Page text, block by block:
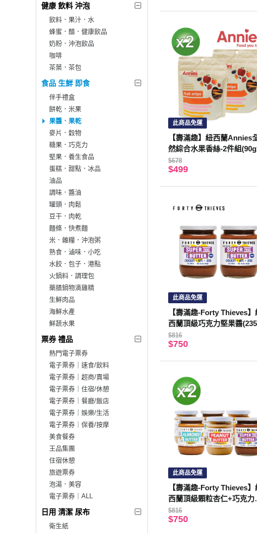
健康 飲料 沖泡
飲料．果汁．水
蜂蜜．醋．健康飲品
奶粉．沖泡飲品
咖啡
茶葉．茶包
食品 生鮮 即食
伴手禮盒
餅乾．米果
果醬．果乾
麥片．穀物
糖果．巧克力
堅果．養生食品
蛋糕．甜點．冰品
油品
調味．醬油
罐頭．肉鬆
豆干．肉乾
麵條．快煮麵
米．雜糧．沖泡粥
熟食．滷味．小吃
水餃．包子．港點
火鍋料．調理包
藥膳鍋物滴雞精
生鮮肉品
海鮮水產
鮮蔬水果
票券 禮品
熱門電子票券
電子票券｜速食/飲料
電子票券｜超商/賣場
電子票券｜住宿/休憩
電子票券｜餐廳/飯店
電子票券｜娛樂/生活
電子票券｜保養/按摩
美食餐券
王品集團
住宿休憩
旅遊票券
泡湯．美容
電子票券｜ALL
日用 清潔 尿布
衛生紙
此商品免運
【壽滿趣】紐西蘭Annies
然綜合水果香絲-2件組
$678
$499
此商品免運
【壽滿趣-Forty Thieves】
西蘭頂級巧克力堅果醬
2入)
$816
$750
此商品免運
【壽滿趣-Forty Thieves】
西蘭頂級顆粒杏仁+巧克力
果(235gX2入)
$816
$750